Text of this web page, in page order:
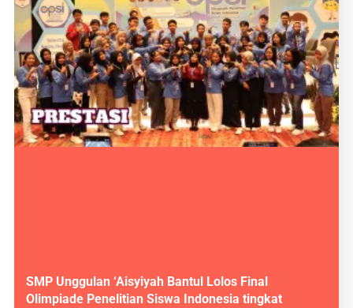
SMP Unggulan ‘Aisyiyah Bantul Lolos Final
Olimpiade Penelitian Siswa Indonesia tingkat